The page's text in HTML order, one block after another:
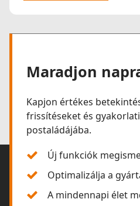
Maradjon
Kapjon értékes
frissítéseket és
postaládájába.
Új funkciók
Optimalizálja a
A mindennapi élet